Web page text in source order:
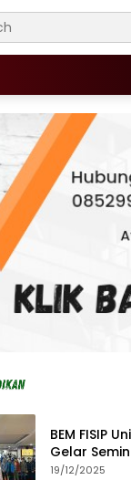
BEM FISIP
Gelar
19/12/2025